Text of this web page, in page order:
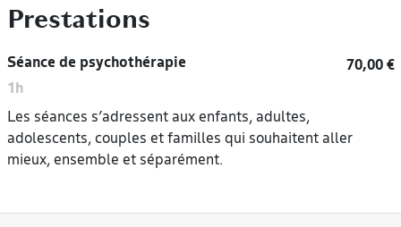
Prestations
Séance de psychothérapie
70,00 €
1h
Les séances s’adressent aux enfants, adultes,
adolescents, couples et familles qui souhaitent aller
mieux, ensemble et séparément.